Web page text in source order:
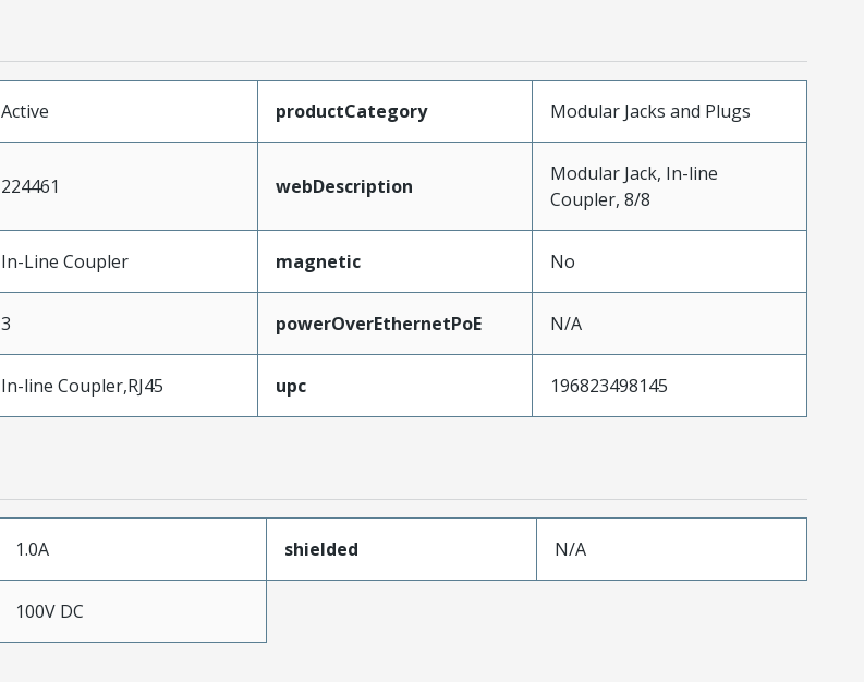
Active productCategory Modular Jacks and Plugs
224461 webDescription
Modular Jack, In-line
Coupler, 8/8
In-Line Coupler magnetic No
3 powerOverEthernetPoE N/A
In-line Coupler,RJ45 upc 196823498145
1.0A shielded N/A
100V DC